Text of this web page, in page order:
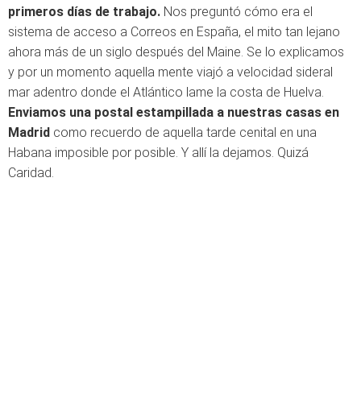
primeros días de trabajo. Nos preguntó cómo era el
sistema de acceso a Correos en España, el mito tan lejano
ahora más de un siglo después del Maine. Se lo explicamos
y por un momento aquella mente viajó a velocidad sideral
mar adentro donde el Atlántico lame la costa de Huelva.
Enviamos una postal estampillada a nuestras casas en
Madrid como recuerdo de aquella tarde cenital en una
Habana imposible por posible. Y allí la dejamos. Quizá
Caridad.